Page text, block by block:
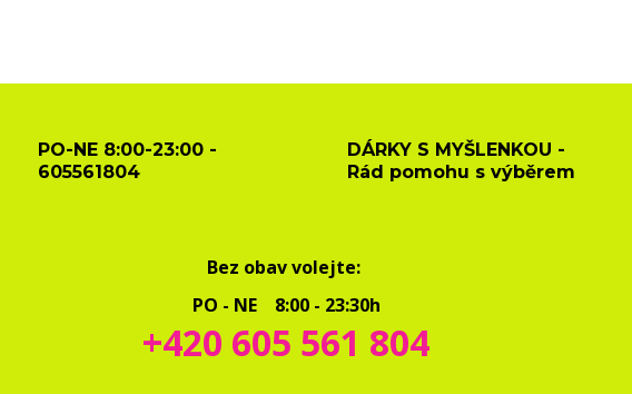
PO-NE 8:00-23:00 -
605561804
DÁRKY S MYŠLENKOU -
Rád pomohu s výběrem
Bez obav volejte:
PO - NE 8:00 - 23:30h
+420 605 561 804